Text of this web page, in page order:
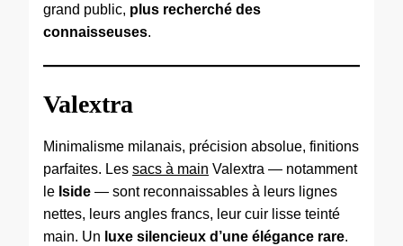
grand public, plus recherché des
connaisseuses.
Valextra
Minimalisme milanais, précision absolue, finitions
parfaites. Les sacs à main Valextra — notamment
le Iside — sont reconnaissables à leurs lignes
nettes, leurs angles francs, leur cuir lisse teinté
main. Un luxe silencieux d’une élégance rare.